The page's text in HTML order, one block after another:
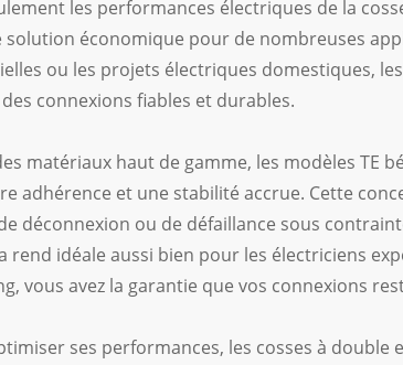
les performances électriques de la
solution économique pour de nombreuses
ou les projets électriques domestiques,
connexions fiables et durables.
matériaux haut de gamme, les modèles TE
adhérence et une stabilité accrue. Cette
déconnexion ou de défaillance sous
rend idéale aussi bien pour les électriciens
vous avez la garantie que vos connexions
ses performances, les cosses à